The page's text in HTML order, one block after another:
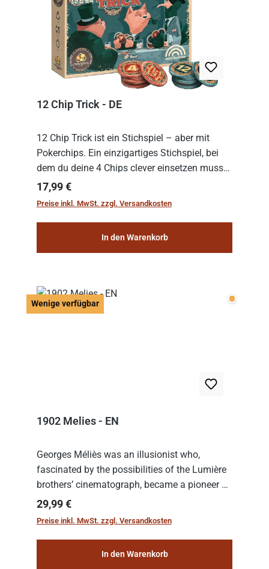
12 Chip Trick - DE
12 Chip Trick ist ein Stichspiel – aber mit
Pokerchips. Ein einzigartiges Stichspiel, bei
dem du deine 4 Chips clever einsetzen musst.
Wer die Chips mit dem höchsten Gesamtwert
hat, gewinnt die Runde. Aber Vorsicht: D...
Regulärer Preis:
17,99 €
Preise inkl. MwSt. zzgl. Versandkosten
In den Warenkorb
Wenige verfügbar Wenige
1902 Melies - EN
Georges Méliès was an illusionist who,
fascinated by the possibilities of the Lumière
brothers’ cinematograph, became a pioneer of
cinema. In 1902, he filmed his most famous
work: “Le Voyage dans la Lune” (“A Trip to...
Regulärer Preis:
29,99 €
Preise inkl. MwSt. zzgl. Versandkosten
In den Warenkorb